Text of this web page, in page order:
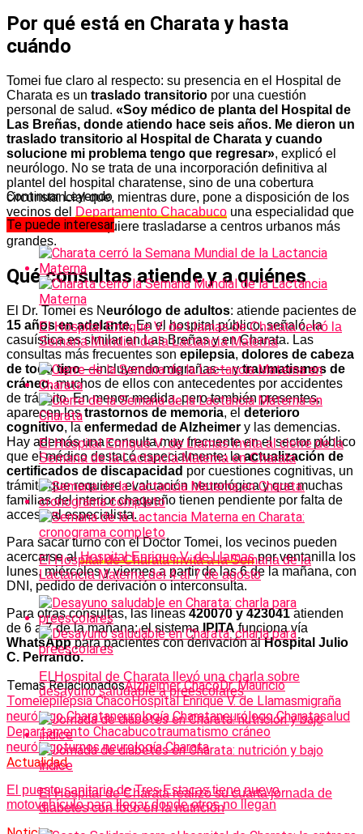
Por qué está en Charata y hasta
cuándo
Tomei fue claro al respecto: su presencia en el Hospital de
Charata es un traslado transitorio por una cuestión
personal de salud. «Soy médico de planta del Hospital de
Las Breñas, donde atiendo hace seis años. Me dieron un
traslado transitorio al Hospital de Charata y cuando
solucione mi problema tengo que regresar», explicó el
neurólogo. No se trata de una incorporación definitiva al
plantel del hospital charatense, sino de una cobertura
circunstancial que, mientras dure, pone a disposición de los
vecinos del Departamento Chacabuco una especialidad que
habitualmente requiere trasladarse a centros urbanos más
grandes.
Qué consultas atiende y a quiénes
El Dr. Tomei es Neurólogo de adultos: atiende pacientes de
15 años en adelante. En el hospital público, señaló, la
casuística es similar en Las Breñas y en Charata. Las
consultas más frecuentes son epilepsia, dolores de cabeza
de todo tipo—incluyendo migrañas— ytraumatismos de
cráneo, muchos de ellos con antecedentes por accidentes
de tránsito. En menor medida, pero también presentes,
aparecen lostrastornos de memoria, el deterioro
cognitivo, la enfermedad de Alzheimer y las demencias.
Hay además una consulta muy frecuente en el sector público
que el médico destacó especialmente: laactualización de
certificados de discapacidad por cuestiones cognitivas, un
trámite que requiere evaluación neurológica y que muchas
familias del interior chaqueño tienen pendiente por falta de
acceso al especialista.
Para sacar turno con el Doctor Tomei, los vecinos pueden
acercarse alHospital Enrique V. de Llamaspor ventanilla los
lunes, miércoles y viernes a partir de las 6 de la mañana, con
DNI, pedido de derivación o interconsulta.
Para otras consultas, las líneas420070 y 423041atienden
de 6 a 7 de la mañana; el sistemaIPITAfunciona vía
WhatsApppara pacientes con derivación alHospital Julio
C. Perrando.
Temas RelacionadosAlzheimer ChacoDr. Mauricio
Tomeiepilepsia ChacoHospital Enrique V. de Llamasmigraña
neurólogo Charataneurología Charataneurólogo Charatasalud
Departamento Chacabucotraumatismo cráneo
neurólogoturnos neurología Charata
Actualidad
El puesto sanitario de Tres Estacas tiene nuevo
motovehículo para llegar donde otros no llegan
Continuar Leyendo
Te puede interesar
El Hospital Enrique V. de Llamas de Charata cerró la
Semana Mundial de la Lactancia Materna
El Hospital Enrique V. de Llamas invita al cierre de la
Semana de la Lactancia Materna en Charata
El Hospital de Charata invita a la Semana de la
Lactancia Materna del 4 al 7 de agosto
El Hospital de Charata llevó una charla sobre
desayuno saludable a preescolares
El Hospital de Charata realizó su cuarta jornada de
diabetes con foco en la nutrición